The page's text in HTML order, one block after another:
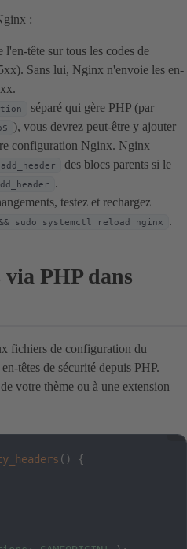
:
l'en-tête sur tous les codes de
Sans lui, Nginx n'envoie les en-
séparé qui gère PHP (par
), vous devrez peut-être y ajouter
configuration Nginx. Nginx
add_header
des blocs parents si le
.
testez et rechargez
sudo systemctl reload nginx .
via PHP dans
fichiers de configuration du
têtes de sécurité depuis PHP.
de votre thème ou à une extension
( )
{